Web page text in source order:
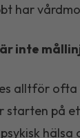
har
inte
alltför ofta
starten på